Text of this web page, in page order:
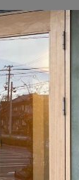
ン
ェード
ック
ストーンタイル
テ
ッド
ネルⅡ